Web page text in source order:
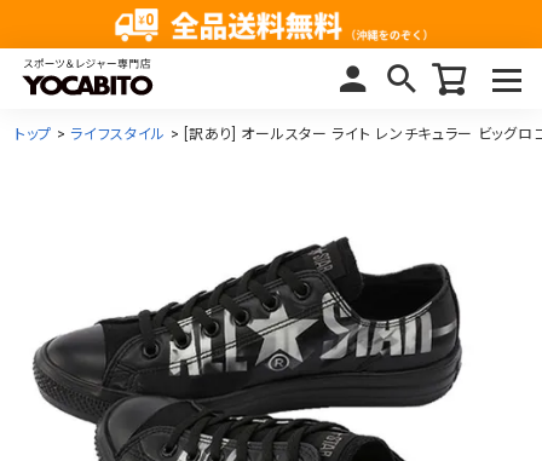
トップ ライフスタイル [訳あり] オールスター ライト レンチキュラー ビッ